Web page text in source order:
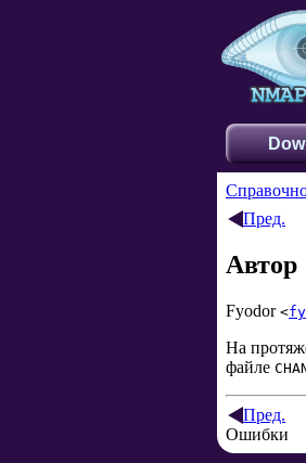
Пред.
Автор
Fyodor <
На
файле
Пред.
Ошибки